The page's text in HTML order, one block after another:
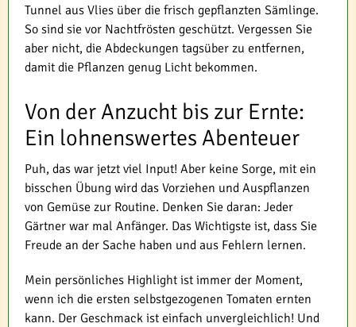
Tunnel aus Vlies über die frisch gepflanzten Sämlinge.
So sind sie vor Nachtfrösten geschützt. Vergessen Sie
aber nicht, die Abdeckungen tagsüber zu entfernen,
damit die Pflanzen genug Licht bekommen.
Von der Anzucht bis zur Ernte:
Ein lohnenswertes Abenteuer
Puh, das war jetzt viel Input! Aber keine Sorge, mit ein
bisschen Übung wird das Vorziehen und Auspflanzen
von Gemüse zur Routine. Denken Sie daran: Jeder
Gärtner war mal Anfänger. Das Wichtigste ist, dass Sie
Freude an der Sache haben und aus Fehlern lernen.
Mein persönliches Highlight ist immer der Moment,
wenn ich die ersten selbstgezogenen Tomaten ernten
kann. Der Geschmack ist einfach unvergleichlich! Und